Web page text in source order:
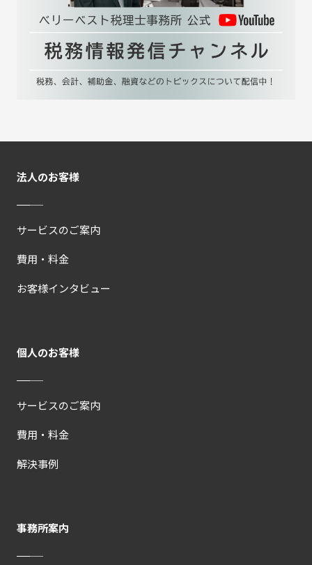
法人のお客様
サービスのご案内
費用・料金
お客様インタビュー
個人のお客様
サービスのご案内
費用・料金
解決事例
事務所案内